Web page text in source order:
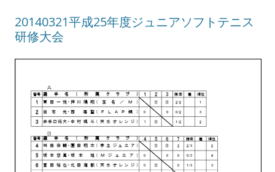
20140321平成25年度ジュニアソフトテニス
研修大会